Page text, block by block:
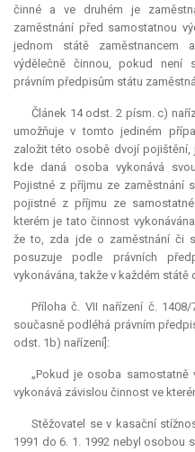
činné a ve druhém je
zaměstnání před samostatnou
jednom státě zaměstnancem
výdělečně činnou, pokud není
právním předpisům státu
Článek 14 odst. 2 písm. c)
umožňuje v tomto jediném
založit této osobě dvojí pojištění,
kde daná osoba vykonává
Pojistné z příjmu ze zaměstnání
pojistné z příjmu ze
kterém je tato činnost
že to, zda jde o zaměstnání či
posuzuje podle právních
vykonávána, takže v každém státě
Příloha č. VII nařízení č.
současně podléhá právním
odst. 1b) nařízení]:
„Pokud je osoba samostatně
vykonává závislou činnost ve
Stěžovatel se v kasační
1991 do 6. 1. 1992 nebyl osobou